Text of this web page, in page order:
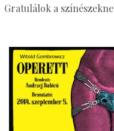
Gratulálok a